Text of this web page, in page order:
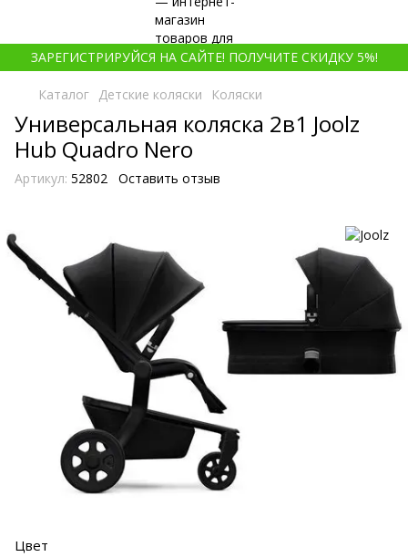
ЗАРЕГИСТРИРУЙСЯ НА САЙТЕ! ПОЛУЧИТЕ СКИДКУ 5%!
Каталог Детские коляски Коляски
Универсальная коляска 2в1 Joolz
Hub Quadro Nero
Артикул: 52802 Оставить отзыв
Цвет